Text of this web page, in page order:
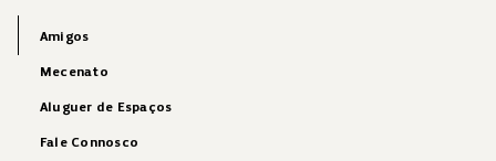
Amigos
Mecenato
Aluguer de Espaços
Fale Connosco